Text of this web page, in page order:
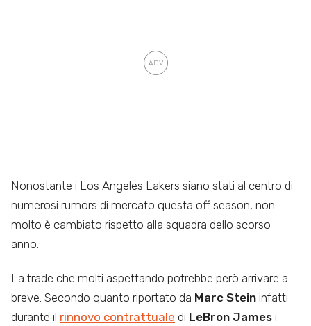
Nonostante i Los Angeles Lakers siano stati al centro di
numerosi rumors di mercato questa off season, non
molto è cambiato rispetto alla squadra dello scorso
anno.
La trade che molti aspettando potrebbe però arrivare a
breve. Secondo quanto riportato da Marc Stein infatti
durante il rinnovo contrattuale di LeBron James i